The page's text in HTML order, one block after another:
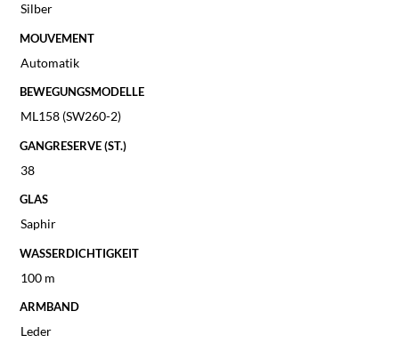
Silber
MOUVEMENT
Automatik
BEWEGUNGSMODELLE
ML158 (SW260-2)
GANGRESERVE (ST.)
38
GLAS
Saphir
WASSERDICHTIGKEIT
100 m
ARMBAND
Leder